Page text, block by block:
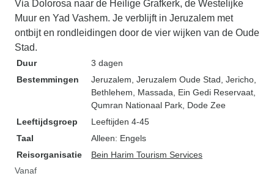
Via Dolorosa naar de Heilige Grafkerk, de Westelijke
Muur en Yad Vashem. Je verblijft in Jeruzalem met
ontbijt en rondleidingen door de vier wijken van de Oude
Stad.
Duur
3 dagen
Bestemmingen
Jeruzalem , Jeruzalem Oude Stad , Jericho
Bethlehem , Massada , Ein Gedi Reservaat
Qumran Nationaal Park , Dode Zee
Leeftijdsgroep
Leeftijden 4-45
Taal
Alleen: Engels
Reisorganisatie
Bein Harim Tourism Services
Vanaf